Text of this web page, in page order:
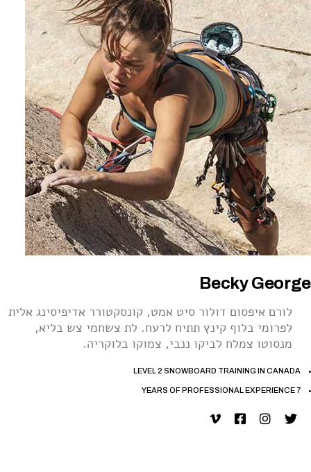
Becky George
לורם איפסום דולור סיט אמט, קונסקטורר אדיפיסינג אלית
לפרומי בלוף קינץ תתיח לרעח. לת צשחמי צש בליא,
מנסוטו צמלח לביקו ננבי, צמוקו בלוקריה.
LEVEL 2 SNOWBOARD TRAINING IN CANADA
7 YEARS OF PROFESSIONAL EXPERIENCE